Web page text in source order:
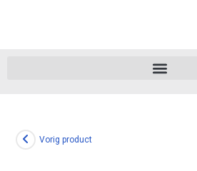
Vorig product